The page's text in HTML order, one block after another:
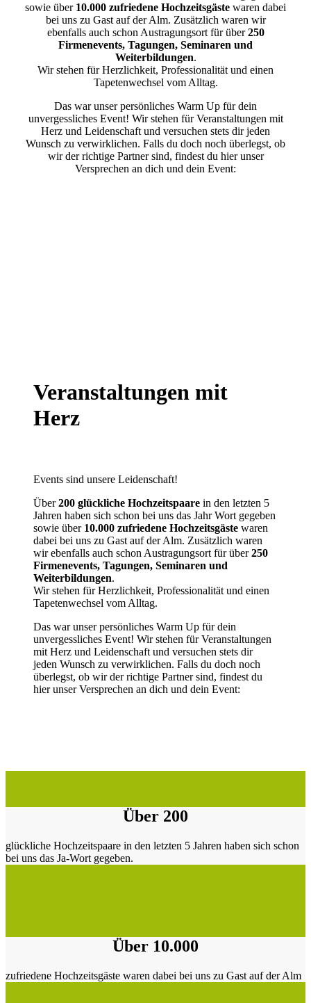
sowie über 10.000 zufriedene Hochzeitsgäste waren dabei
bei uns zu Gast auf der Alm. Zusätzlich waren wir
ebenfalls auch schon Austragungsort für über250
Firmenevents, Tagungen, Seminaren und
Weiterbildungen.
Wir stehen für Herzlichkeit, Professionalität und einen
Tapetenwechsel vom Alltag.
Das war unser persönliches Warm Up für dein
unvergessliches Event! Wir stehen für Veranstaltungen mit
Herz und Leidenschaft und versuchen stets dir jeden
Wunsch zu verwirklichen. Falls du doch noch überlegst, ob
wir der richtige Partner sind, findest du hier unser
Versprechen an dich und dein Event:
Veranstaltungen mit
Herz
Events sind unsere Leidenschaft!
Über200 glückliche Hochzeitspaare in den letzten 5
Jahren haben sich schon bei uns das Jahr Wort gegeben
sowie über 10.000 zufriedene Hochzeitsgäste waren
dabei bei uns zu Gast auf der Alm. Zusätzlich waren
wir ebenfalls auch schon Austragungsort für über250
Firmenevents, Tagungen, Seminaren und
Weiterbildungen.
Wir stehen für Herzlichkeit, Professionalität und einen
Tapetenwechsel vom Alltag.
Das war unser persönliches Warm Up für dein
unvergessliches Event! Wir stehen für Veranstaltungen
mit Herz und Leidenschaft und versuchen stets dir
jeden Wunsch zu verwirklichen. Falls du doch noch
überlegst, ob wir der richtige Partner sind, findest du
hier unser Versprechen an dich und dein Event:
Über 200
glückliche Hochzeitspaare in den letzten 5 Jahren haben sich schon
bei uns das Ja-Wort gegeben.
Über 10.000
zufriedene Hochzeitsgäste waren dabei bei uns zu Gast auf der Alm